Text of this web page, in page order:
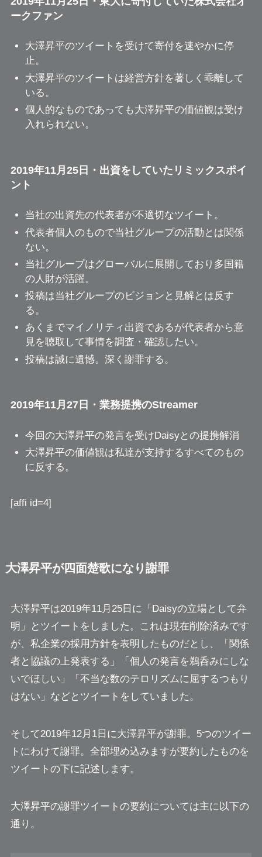
ークファン
大澤昇平のツイートを受けて寄付を速やかに停
止。
大澤昇平のツイートは経営方針を著しく乖離して
いる。
個人的なものであっても大澤昇平の価値観は受け
入れられない。
2019年11月25日・出資をしていたリミックスポイ
ント
当社の出資先の代表者が不適切なツイート。
代表者個人のもので当社グループの活動とは関係
ない。
当社グループはグローバルに展開しており多国籍
の人財が活躍。
投稿は当社グループのビジョンと見解とは反す
る。
あくまでマイノリティ出資であるが代表者から意
見を聴取して事情を調査・確認したい。
投稿は誠に遺憾。深く謝罪する。
2019年11月27日・業務提携のStreamer
今回の大澤昇平の発言を受けDaisyとの提携解消
大澤昇平の価値観は私達が支持するすべてのもの
に反する。
[affi id=4]
大澤昇平が四面楚歌になり謝罪
大澤昇平は2019年11月25日に「Daisyの立場として弁
明」とツイートをしました。これは現在削除済みです
が、私企業の採用方針を表明したものだとし、「関係
者と協議の上発表する」「個人の発言を鵜呑みにしな
いでほしい」「不当な数のテロリズムに屈するつもり
はない」などとツイートをしていました。
そして2019年12月1日に大澤昇平が謝罪。5つのツイー
トにわけて謝罪。全部埋め込みますが要約したものを
ツイートの下に記述します。
大澤昇平の謝罪ツイートの要約については主に以下の
通り。